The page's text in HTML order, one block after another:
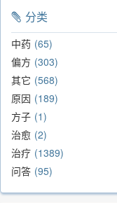
分类
中药 65
偏方 303
其它 568
原因 189
方子 1
治愈 2
治疗 1389
问答 95